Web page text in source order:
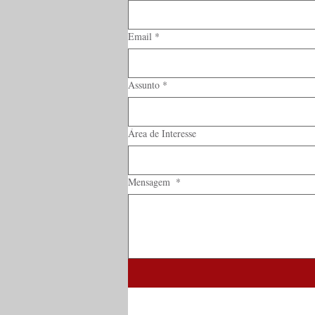
Email *
Assunto *
Área de Interesse
Mensagem *